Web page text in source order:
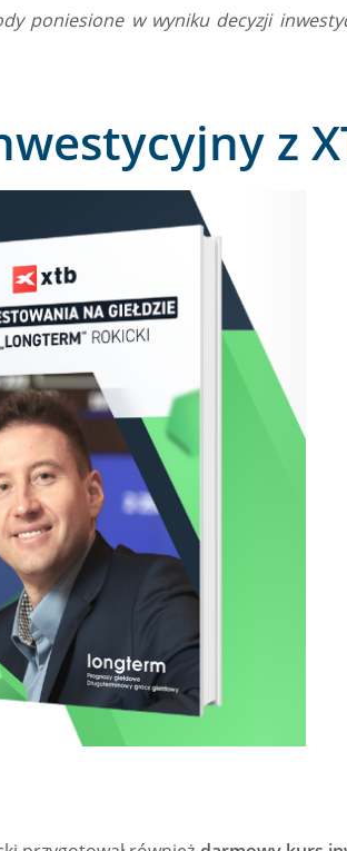
poniesione w wyniku decyzji
z